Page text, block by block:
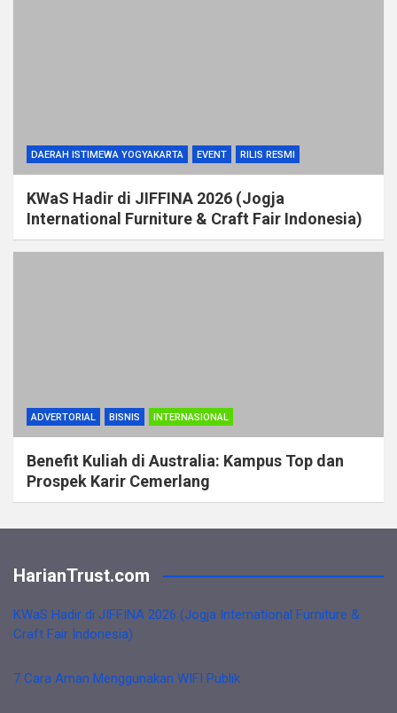
DAERAH ISTIMEWA YOGYAKARTA EVENT RILIS RESMI
KWaS Hadir di JIFFINA 2026 (Jogja
International Furniture & Craft Fair Indonesia)
ADVERTORIAL BISNIS INTERNASIONAL
Benefit Kuliah di Australia: Kampus Top dan
Prospek Karir Cemerlang
HarianTrust.com
KWaS Hadir di JIFFINA 2026 (Jogja International Furniture &
Craft Fair Indonesia)
7 Cara Aman Menggunakan WIFI Publik